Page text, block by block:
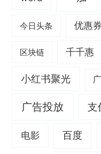
今日头条 优惠券
区块链 千千惠
小红书聚光
广告投放 支
电影 百度